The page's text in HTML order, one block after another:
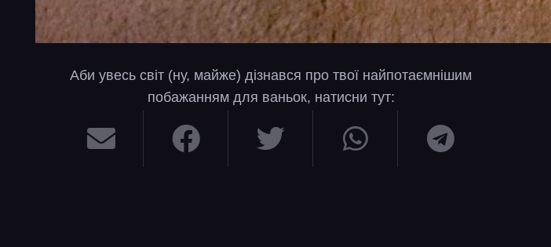
Аби увесь світ (ну, майже) дізнався про твої найпотаємнішим
побажанням для ваньок, натисни тут: